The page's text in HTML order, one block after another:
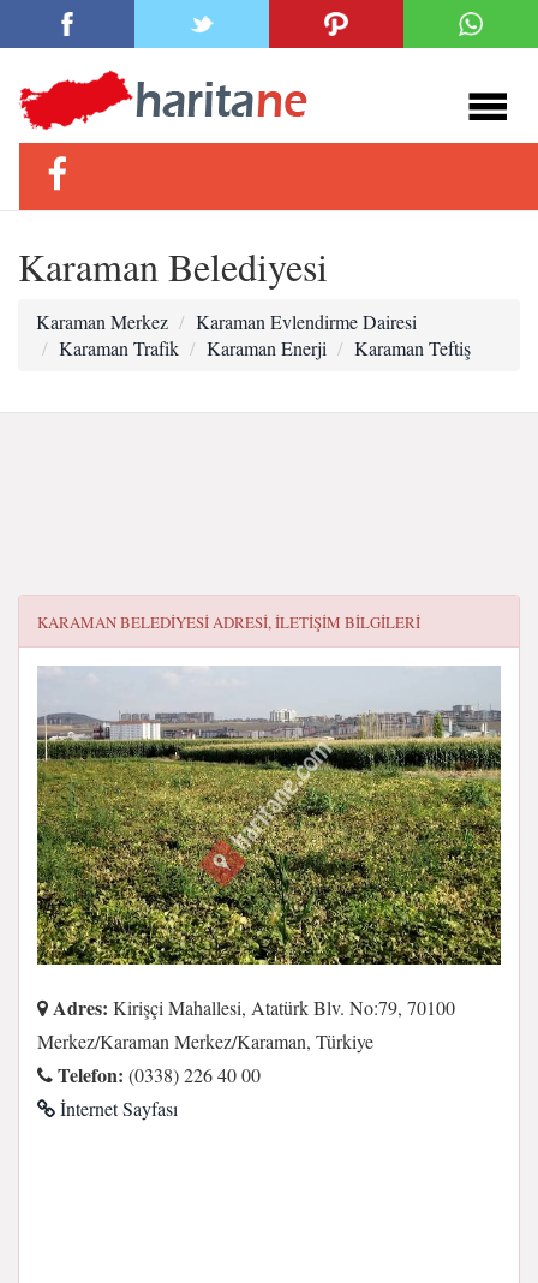
Karaman Belediyesi
Karaman Merkez
Karaman Evlendirme Dairesi
Karaman Trafik
Karaman Enerji Karaman Teftiş
KARAMAN BELEDIYESIADRESI, ILETIŞIM BILGILERI
Adres: Kirişçi Mahallesi, Atatürk Blv. No:79, 70100
Merkez/Karaman Merkez/Karaman, Türkiye
Telefon: (0338) 226 40 00
İnternet Sayfası